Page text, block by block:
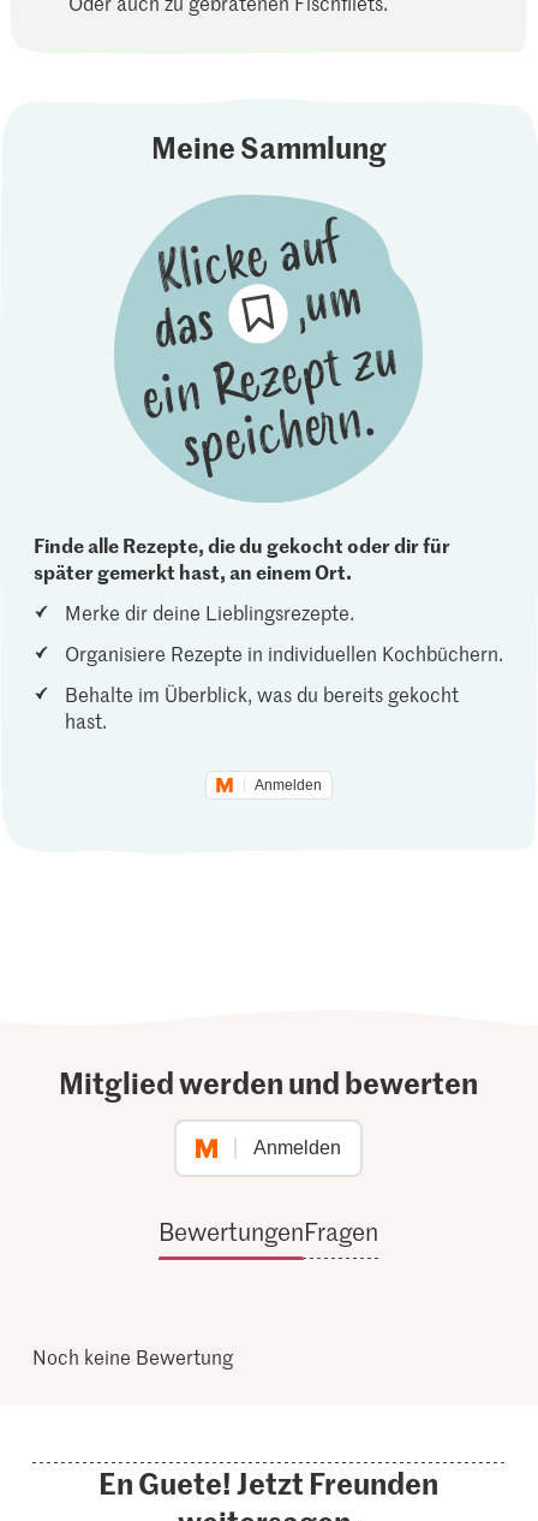
Meine Sammlung
Finde alle Rezepte, die du gekocht oder dir für
später gemerkt hast, an einem Ort.
Merke dir deine Lieblingsrezepte.
Organisiere Rezepte in individuellen Kochbüchern.
Behalte im Überblick, was du bereits gekocht
hast.
Anmelden
Mitglied werden und bewerten
Anmelden
BewertungenFragen
Noch keine Bewertung
En Guete! Jetzt Freunden